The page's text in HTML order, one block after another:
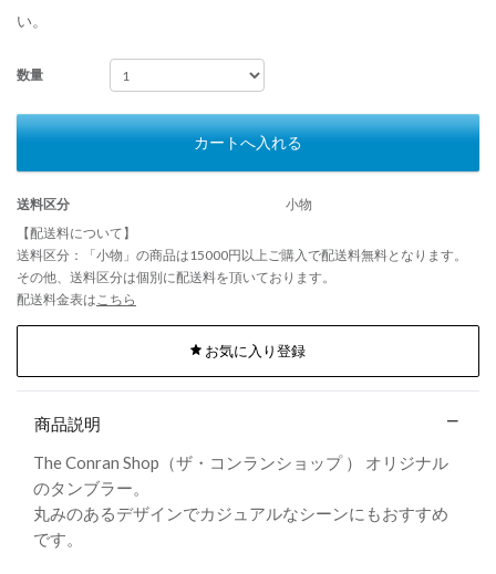
い。
数量
カートへ入れる
送料区分
小物
【配送料について】
送料区分：「小物」の商品は15000円以上ご購入で配送料無料となります。
その他、送料区分は個別に配送料を頂いております。
配送料金表はこちら
お気に入り登録
商品説明
The Conran Shop（ザ・コンランショップ ） オリジナル
のタンブラー。
丸みのあるデザインでカジュアルなシーンにもおすすめ
です。